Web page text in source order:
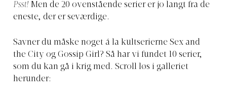
Psst! Men de 20 ovenstående serier er jo langt fra de
eneste, der er seværdige.
Savner du måske noget á la kultserierne Sex and
the City og Gossip Girl? Så har vi fundet 10 serier,
som du kan gå i krig med. Scroll løs i galleriet
herunder: